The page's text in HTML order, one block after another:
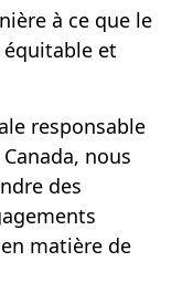
à ce que le
équitable et
responsable
nous
des
matière de